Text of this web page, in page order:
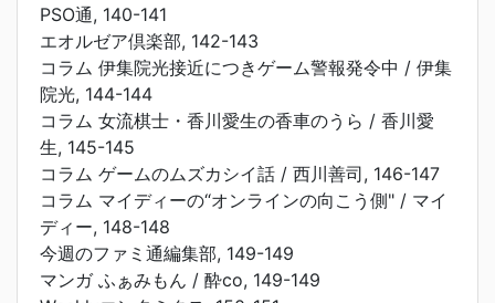
PSO通, 140-141
エオルゼア倶楽部, 142-143
コラム 伊集院光接近につきゲーム警報発令中 / 伊集
院光, 144-144
コラム 女流棋士・香川愛生の香車のうら / 香川愛
生, 145-145
コラム ゲームのムズカシイ話 / 西川善司, 146-147
コラム マイディーの“オンラインの向こう側" / マイ
ディー, 148-148
今週のファミ通編集部, 149-149
マンガ ふぁみもん / 酔co, 149-149